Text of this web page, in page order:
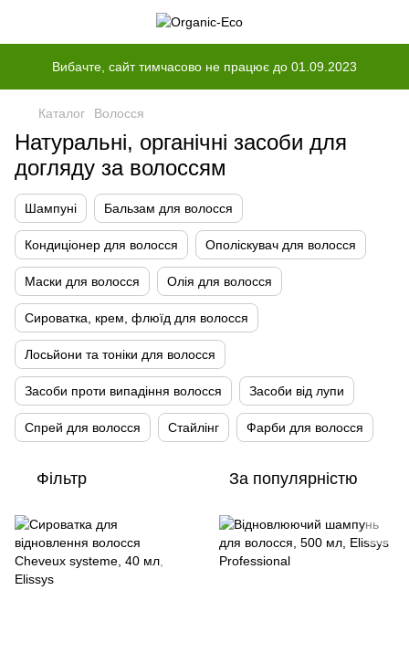
Вибачте, сайт тимчасово не працює до 01.09.2023
Каталог Волосся
Натуральні, органічні засоби для
догляду за волоссям
Шампуні Бальзам для волосся
Кондиціонер для волосся Ополіскувач для волосся
Маски для волосся Олія для волосся
Сироватка, крем, флюїд для волосся
Лосьйони та тоніки для волосся
Засоби проти випадіння волосся Засоби від лупи
Спрей для волосся Стайлінг Фарби для волосся
Фільтр За популярністю